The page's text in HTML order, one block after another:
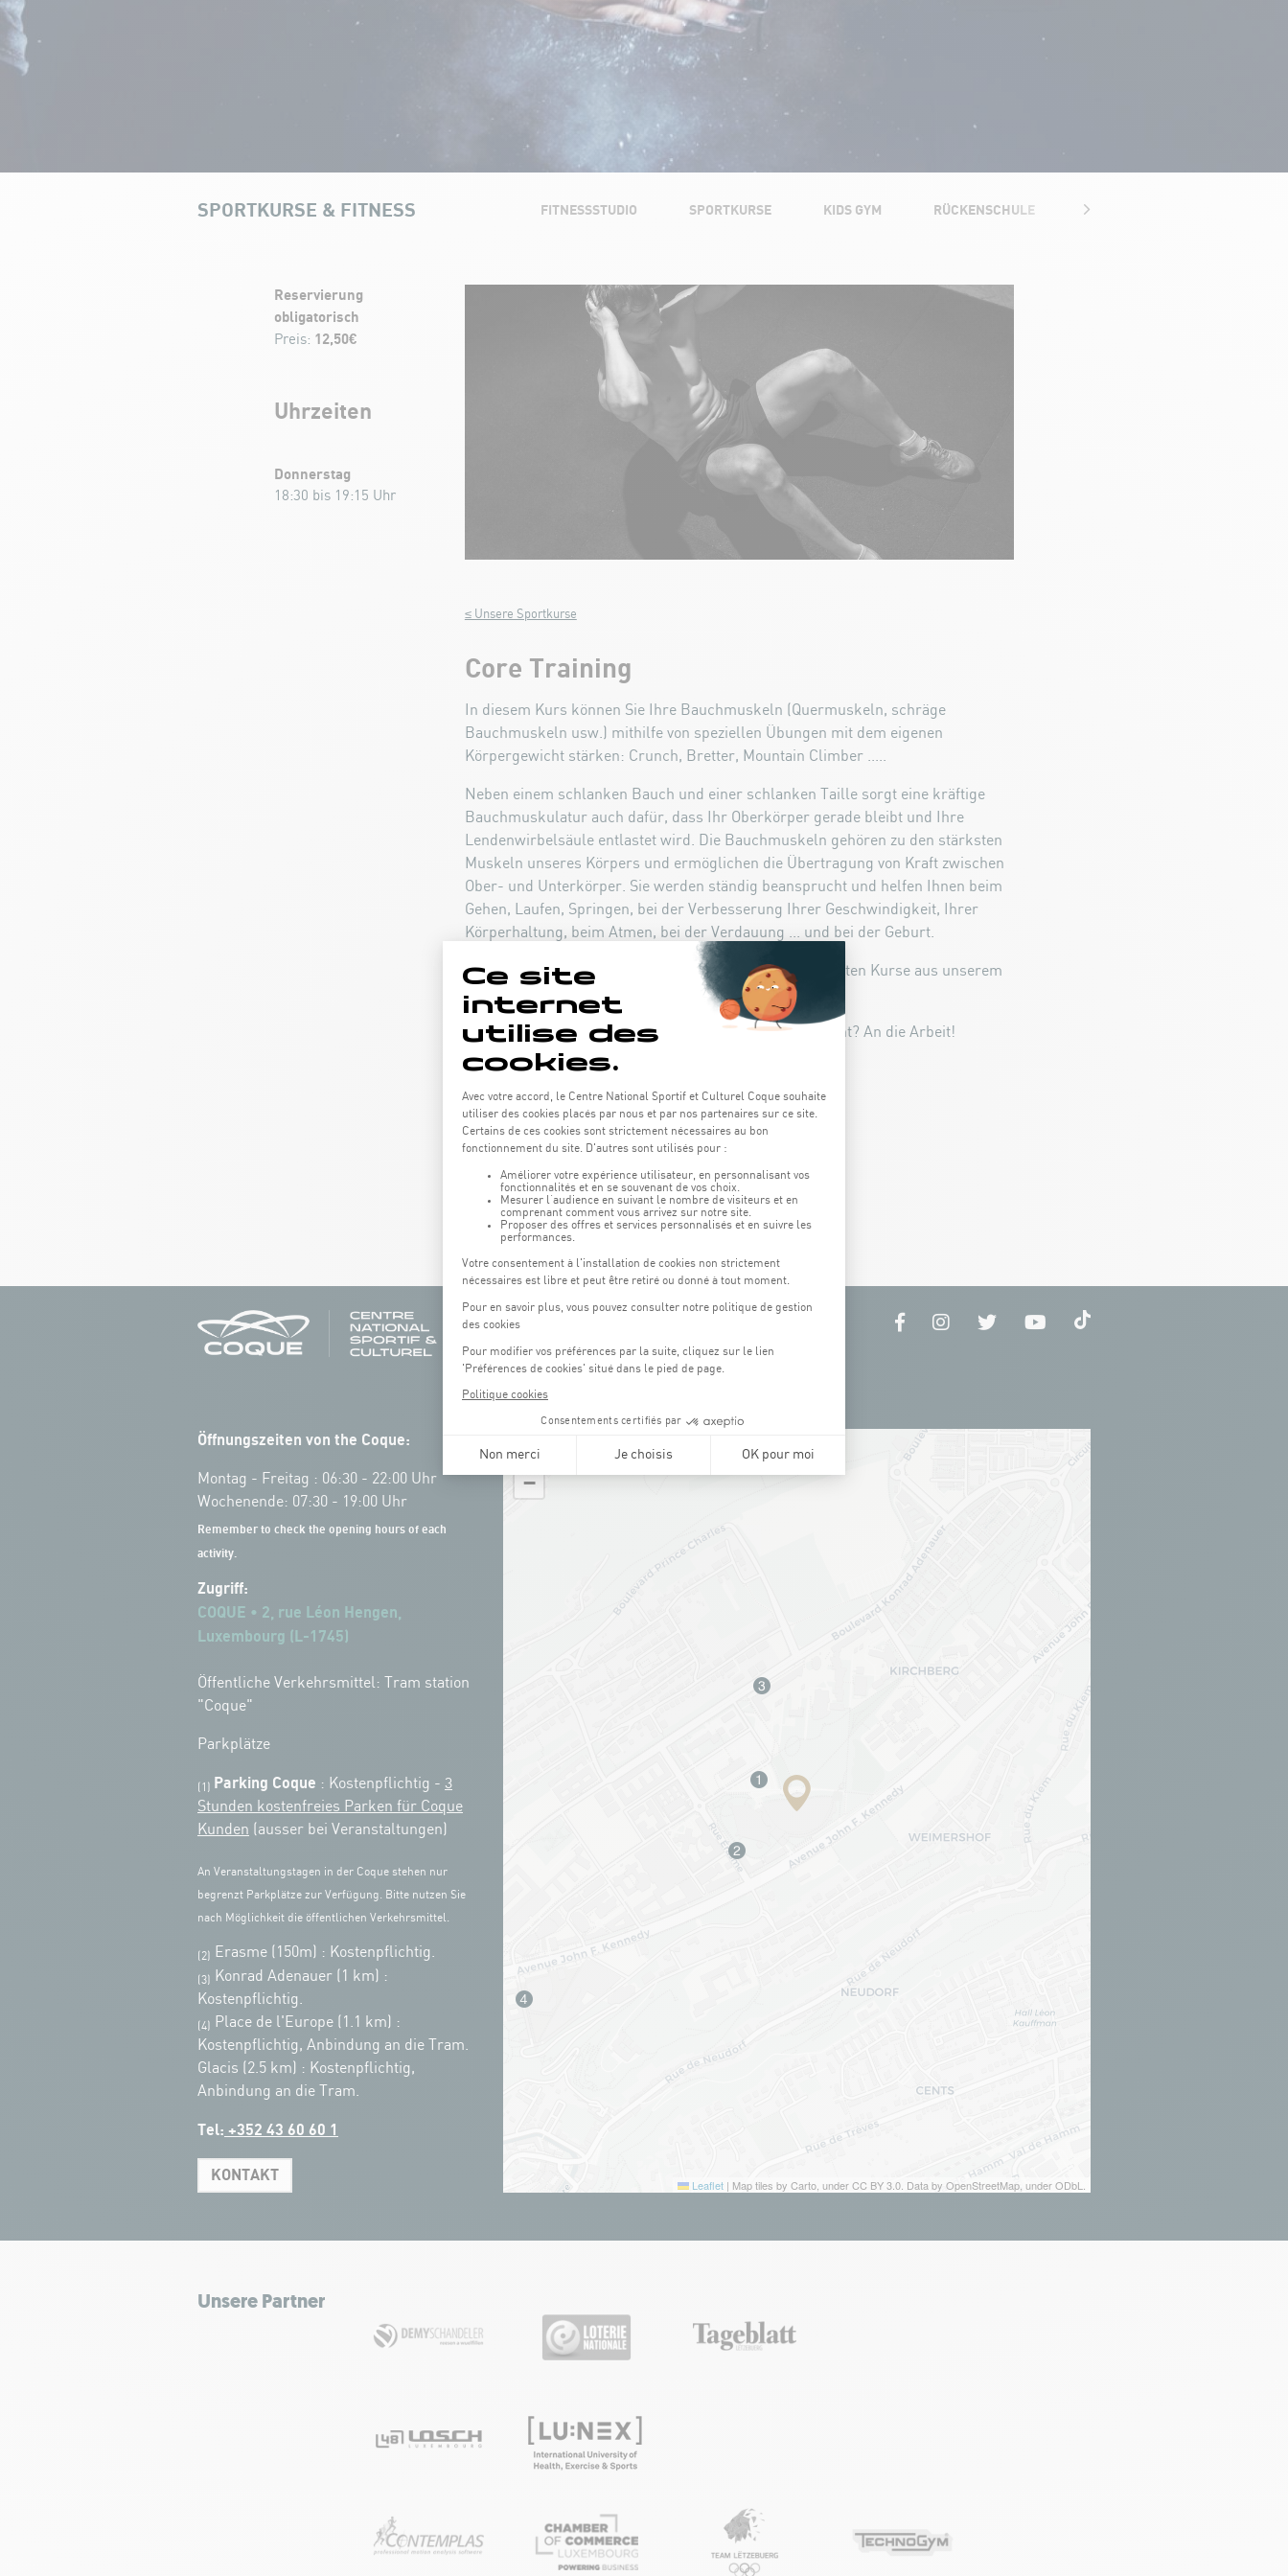
SPORTKURSE & FITNESS FITNESSSTUDIO SPORTKURSE KIDS GYM RÜCKENSCHULE PERSONAL TRAINING
≤ Unsere Sportkurse
Core Training
In diesem Kurs können Sie Ihre Bauchmuskeln (Quermuskeln, schräge
Bauchmuskeln usw.) mithilfe von speziellen Übungen mit dem eigenen
Körpergewicht stärken: Crunch, Bretter, Mountain Climber .....
Neben einem schlanken Bauch und einer schlanken Taille sorgt eine kräftige
Bauchmuskulatur auch dafür, dass Ihr Oberkörper gerade bleibt und Ihre
Lendenwirbelsäule entlastet wird. Die Bauchmuskeln gehören zu den stärksten
Muskeln unseres Körpers und ermöglichen die Übertragung von Kraft zwischen
Ober- und Unterkörper. Sie werden ständig beansprucht und helfen Ihnen beim
Gehen, Laufen, Springen, bei der Verbesserung Ihrer Geschwindigkeit, Ihrer
Körperhaltung, beim Atmen, bei der Verdauung ... und bei der Geburt.
Ideal in Kombination mit einem der mehr kardioorientierten Kurse aus unserem
Sportprogramm.
Wussten Sie, dass der Bauchgurt aus 12 Muskeln besteht? An die Arbeit!
Reservierung
obligatorisch
Preis: 12,50€
Uhrzeiten
Donnerstag
18:30 bis 19:15 Uhr
Öffnungszeiten von the Coque:
Montag - Freitag : 06:30 - 22:00 Uhr
Wochenende: 07:30 - 19:00 Uhr
Remember to check the opening hours of each
activity.
Zugriff:
COQUE • 2, rue Léon Hengen,
Luxembourg (L-1745)
Öffentliche Verkehrsmittel: Tram station
"Coque"
Parkplätze
(1) Parking Coque : Kostenpflichtig - 3
Stunden kostenfreies Parken für Coque
Kunden (ausser bei Veranstaltungen)
An Veranstaltungstagen in der Coque stehen nur
begrenzt Parkplätze zur Verfügung. Bitte nutzen Sie
nach Möglichkeit die öffentlichen Verkehrsmittel.
(2) Erasme (150m) : Kostenpflichtig.
(3) Konrad Adenauer (1 km)
:
Kostenpflichtig.
(4)
Place de l'Europe (1.1 km) :
Kostenpflichtig, Anbindung an die Tram.
Glacis (2.5 km) : Kostenpflichtig,
Anbindung an die Tram.
Tel: +352 43 60 60 1
KONTAKT
+
−
Leaflet | Map tiles by Carto, under CC BY 3.0. Data by OpenStreetMap, under ODbL.
Unsere Partner